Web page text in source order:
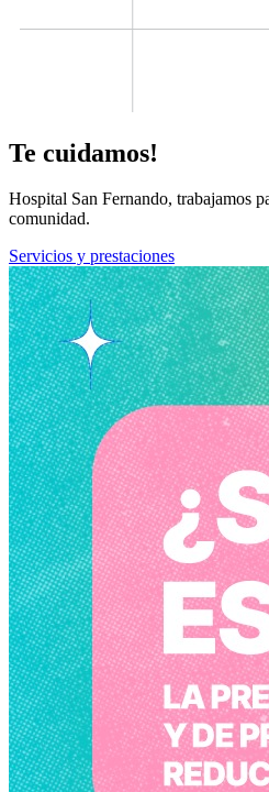
Te cuidamos!
Hospital San Fernando, trabajamos
comunidad.
Servicios y prestaciones